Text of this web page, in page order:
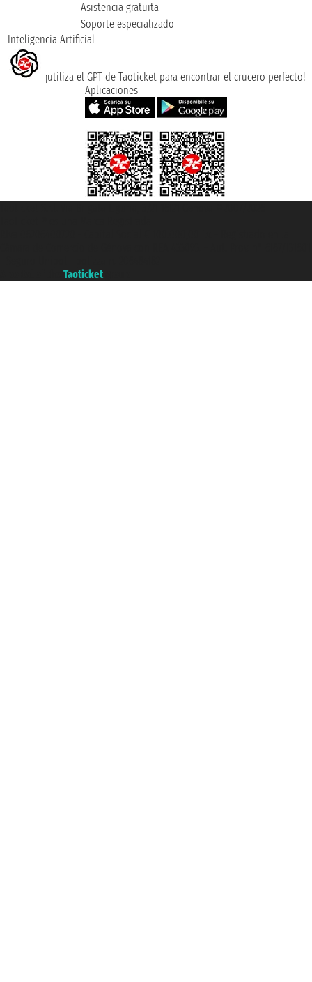
Asistencia gratuita
Soporte especializado
Inteligencia Artificial
¡utiliza el GPT de Taoticket para encontrar el crucero perfecto!
Aplicaciones
Taoticket